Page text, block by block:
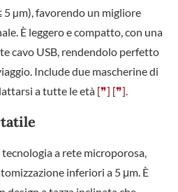
µm), favorendo un migliore
È leggero e compatto, con una
cavo USB, rendendolo perfetto
Include due mascherine di
a tutte le età [❞] [❞]
a rete microporosa,
inferiori a 5 μm. È